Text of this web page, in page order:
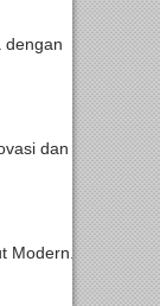
dengan
dan
Modern...